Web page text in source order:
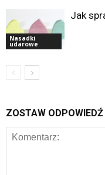
Nasadki
udarowe
Jak
ZOSTAW ODPOWIEDŹ